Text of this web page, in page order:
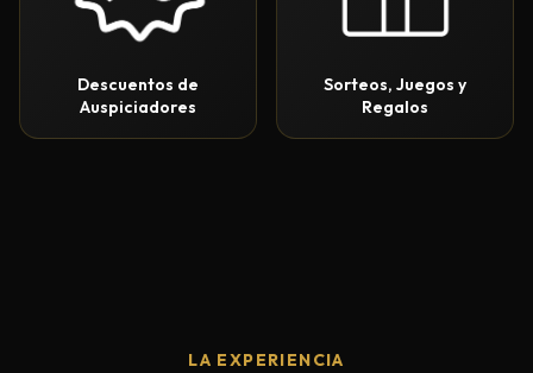
Descuentos de
Auspiciadores
Sorteos, Juegos y
Regalos
LA EXPERIENCIA